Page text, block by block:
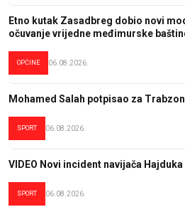
Etno kutak Zasadbreg dobio novi
očuvanje vrijedne međimurske
OPĆINE 06.08.2026.
Mohamed Salah potpisao za
SPORT 06.08.2026.
VIDEO Novi incident navijača Hajduka
SPORT 06.08.2026.